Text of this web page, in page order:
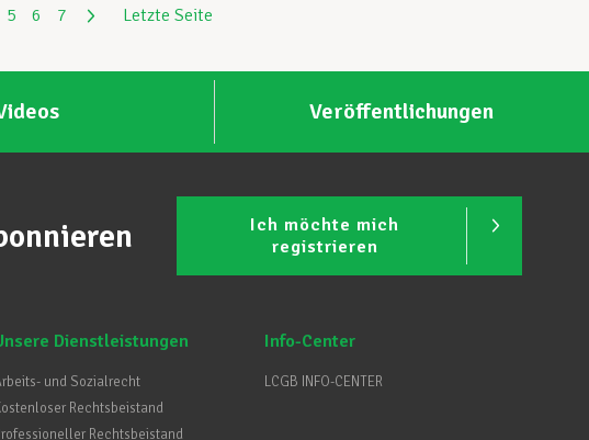
5 6 7 Letzte Seite
Veröffentlichungen
Ich möchte mich
registrieren
Dienstleistungen
und Sozialrecht
Rechtsbeistand
Rechtsbeistand
Info-Center
LCGB INFO-CENTER